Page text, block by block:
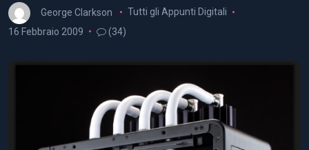
George Clarkson
Tutti gli Appunti Digitali
16 Febbraio 2009
(34)